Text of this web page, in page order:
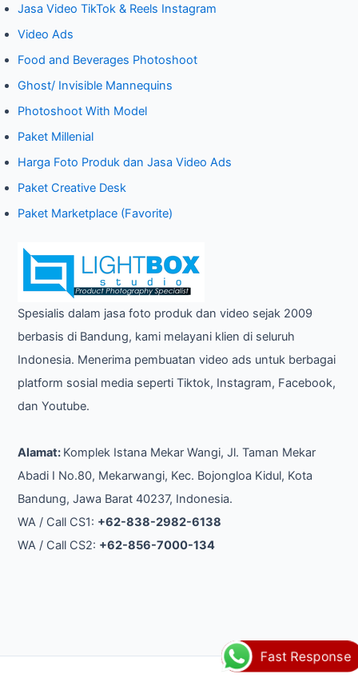
h
f
o
r
:
Jasa Video TikTok & Reels Instagram
Video Ads
Food and Beverages Photoshoot
Ghost/ Invisible Mannequins
Photoshoot With Model
Paket Millenial
Harga Foto Produk dan Jasa Video Ads
Paket Creative Desk
Paket Marketplace (Favorite)
Spesialis dalam jasa foto produk dan video sejak 2009
berbasis di Bandung, kami melayani klien di seluruh
Indonesia. Menerima pembuatan video ads untuk berbagai
platform sosial media seperti Tiktok, Instagram, Facebook,
dan Youtube.
Alamat: Komplek Istana Mekar Wangi, Jl. Taman Mekar
Abadi I No.80, Mekarwangi, Kec. Bojongloa Kidul, Kota
Bandung, Jawa Barat 40237, Indonesia.
WA / Call CS1: +62-838-2982-6138
WA / Call CS2: +62-856-7000-134
Fast Response